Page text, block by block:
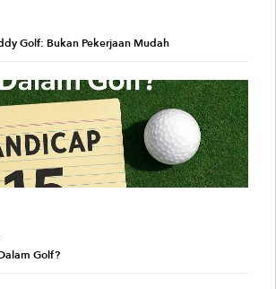
Golf: Bukan Pekerjaan Mudah
Golf?